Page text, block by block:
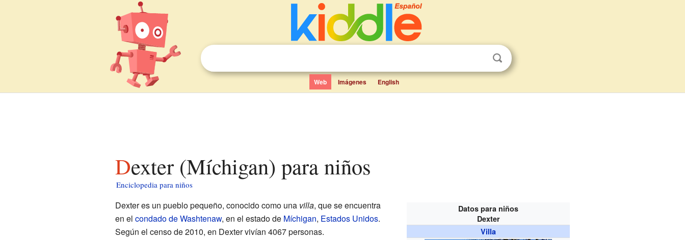
Web Imágenes English
Dexter (Míchigan) para niños
Enciclopedia para niños
Datos para niños
Dexter
Villa
Dexter es un pueblo pequeño, conocido como una villa, que se encuentra
en el condado de Washtenaw, en el estado de Míchigan, Estados Unidos.
Según el censo de 2010, en Dexter vivían 4067 personas.